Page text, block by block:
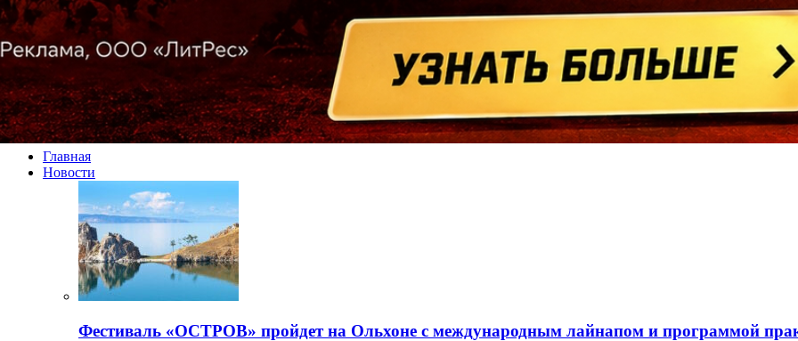
Главная
Новости
Фестиваль «ОСТРОВ» пройдет на Ольхоне с международным лайнапом и программой